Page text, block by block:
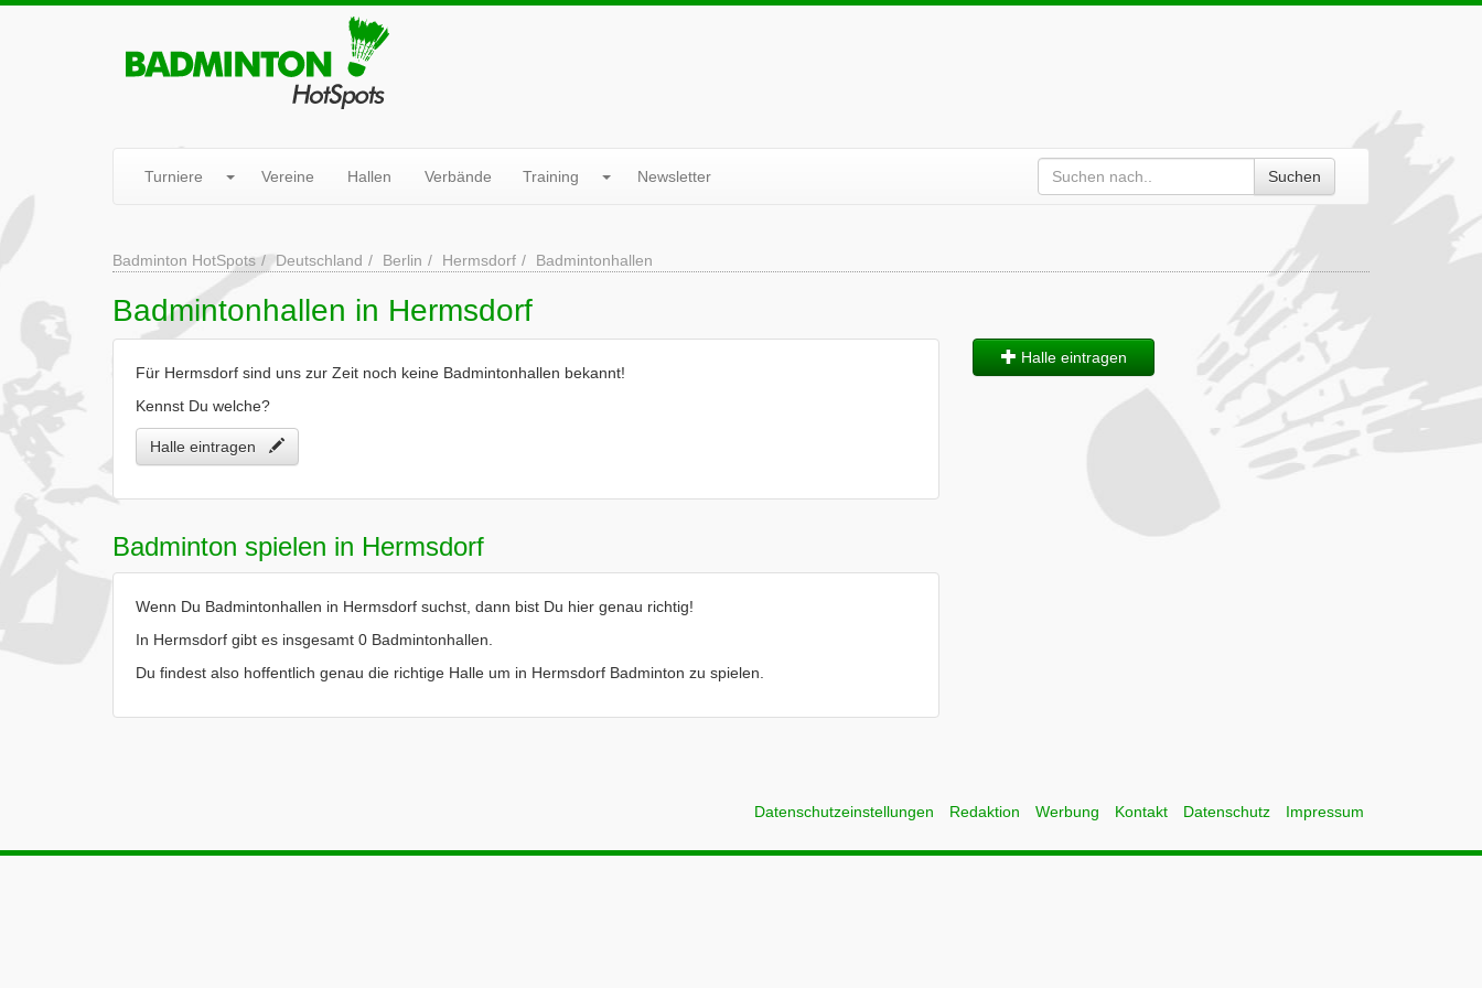
Turniere Vereine Hallen Verbände Training Newsletter Suchen
Badminton HotSpots Deutschland Berlin Hermsdorf Badmintonhallen
Badmintonhallen in Hermsdorf
Für Hermsdorf sind uns zur Zeit noch keine Badmintonhallen bekannt!
Kennst Du welche?
Halle eintragen
Badminton spielen in Hermsdorf
Wenn Du Badmintonhallen in Hermsdorf suchst, dann bist Du hier genau richtig!
In Hermsdorf gibt es insgesamt 0 Badmintonhallen.
Du findest also hoffentlich genau die richtige Halle um in Hermsdorf Badminton zu spielen.
Halle eintragen
Datenschutzeinstellungen Redaktion Werbung Kontakt Datenschutz Impressum